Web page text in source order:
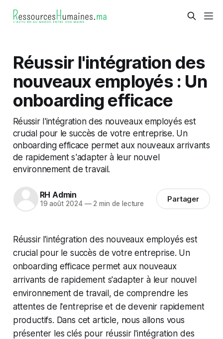
Réussir l'intégration des
nouveaux employés : Un
onboarding efficace
Réussir l'intégration des nouveaux employés est
crucial pour le succès de votre entreprise. Un
onboarding efficace permet aux nouveaux arrivants
de rapidement s'adapter à leur nouvel
environnement de travail.
RH Admin
19 août 2024 —2 min de lecture Partager
Réussir l'intégration des nouveaux employés est
crucial pour le succès de votre entreprise. Un
onboarding efficace permet aux nouveaux
arrivants de rapidement s'adapter à leur nouvel
environnement de travail, de comprendre les
attentes de l'entreprise et de devenir rapidement
productifs. Dans cet article, nous allons vous
présenter les clés pour réussir l'intégration des